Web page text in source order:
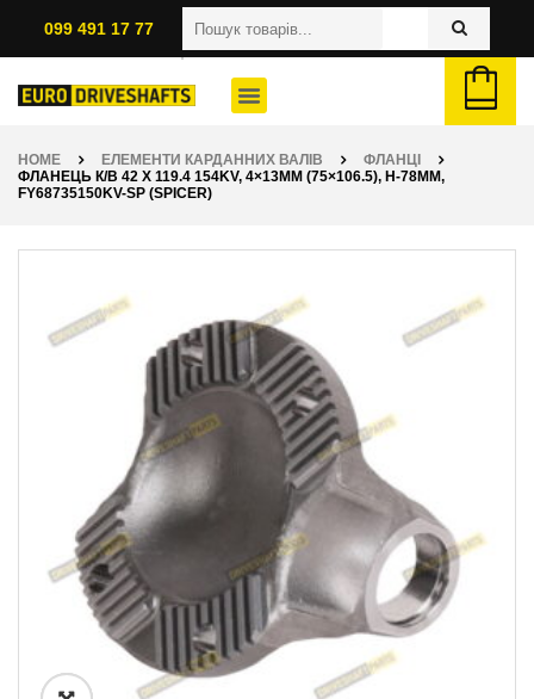
099 491 17 77
HOME ЕЛЕМЕНТИ КАРДАННИХ ВАЛІВ
ФЛАНЦІ
ФЛАНЕЦЬ К/В 42 X 119.4 154KV, 4×13ММ (75×106.5), H-78ММ,
FY68735150KV-SP (SPICER)